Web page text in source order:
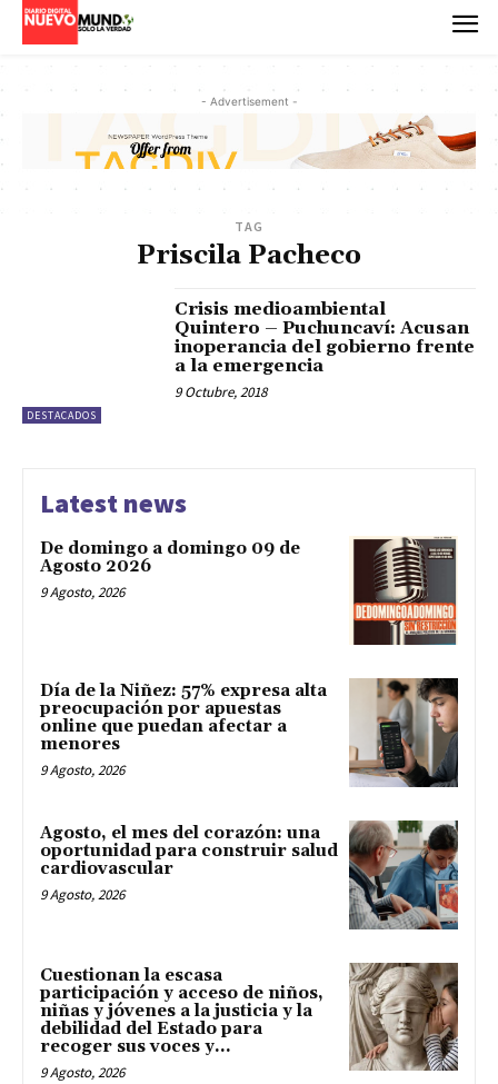
- Advertisement -
TAG
Priscila Pacheco
DESTACADOS
Crisis medioambiental
Quintero – Puchuncaví: Acusan
inoperancia del gobierno frente
a la emergencia
9 Octubre, 2018
Latest news
De domingo a domingo 09 de
Agosto 2026
9 Agosto, 2026
Día de la Niñez: 57% expresa alta
preocupación por apuestas
online que puedan afectar a
menores
9 Agosto, 2026
Agosto, el mes del corazón: una
oportunidad para construir salud
cardiovascular
9 Agosto, 2026
Cuestionan la escasa
participación y acceso de niños,
niñas y jóvenes a la justicia y la
debilidad del Estado para
recoger sus voces y...
9 Agosto, 2026